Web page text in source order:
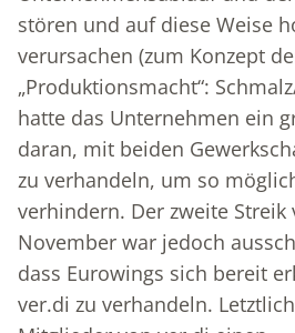
stören und auf diese Weise
verursachen (zum Konzept
„Produktionsmacht“:
hatte das Unternehmen ein
daran, mit beiden
zu verhandeln, um so
verhindern. Der zweite Streik
November war jedoch
dass Eurowings sich bereit
ver.di zu verhandeln.